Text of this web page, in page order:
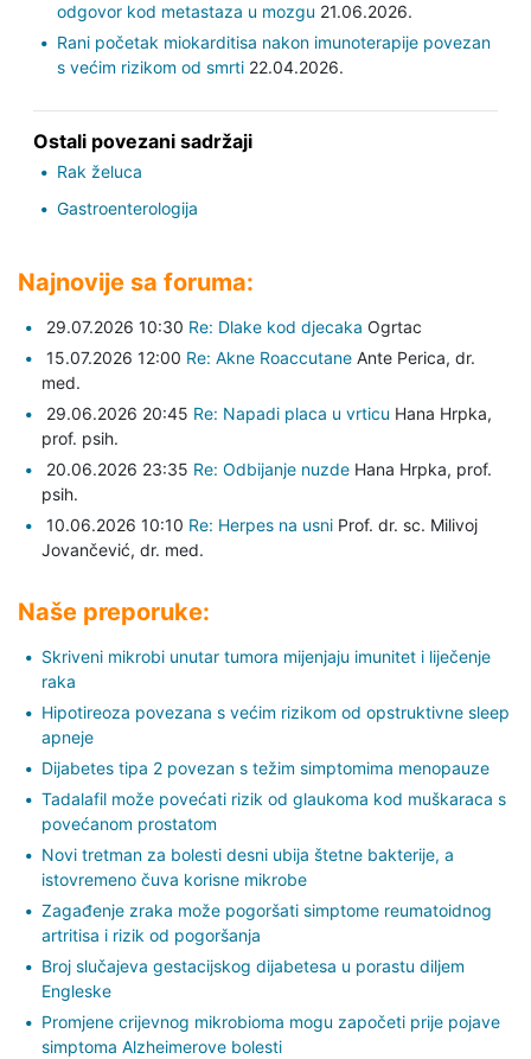
odgovor kod metastaza u mozgu 21.06.2026.
Rani početak miokarditisa nakon imunoterapije povezan
s većim rizikom od smrti22.04.2026.
Ostali povezani sadržaji
Rak želuca
Gastroenterologija
Najnovije sa foruma:
29.07.2026 10:30 Re: Dlake kod djecaka Ogrtac
15.07.2026 12:00 Re: Akne Roaccutane Ante Perica, dr.
med.
29.06.2026 20:45 Re: Napadi placa u vrticu Hana Hrpka,
prof. psih.
20.06.2026 23:35 Re: Odbijanje nuzde Hana Hrpka, prof.
psih.
10.06.2026 10:10 Re: Herpes na usni Prof. dr. sc. Milivoj
Jovančević, dr. med.
Naše preporuke:
Skriveni mikrobi unutar tumora mijenjaju imunitet i liječenje
raka
Hipotireoza povezana s većim rizikom od opstruktivne sleep
apneje
Dijabetes tipa 2 povezan s težim simptomima menopauze
Tadalafil može povećati rizik od glaukoma kod muškaraca s
povećanom prostatom
Novi tretman za bolesti desni ubija štetne bakterije, a
istovremeno čuva korisne mikrobe
Zagađenje zraka može pogoršati simptome reumatoidnog
artritisa i rizik od pogoršanja
Broj slučajeva gestacijskog dijabetesa u porastu diljem
Engleske
Promjene crijevnog mikrobioma mogu započeti prije pojave
simptoma Alzheimerove bolesti